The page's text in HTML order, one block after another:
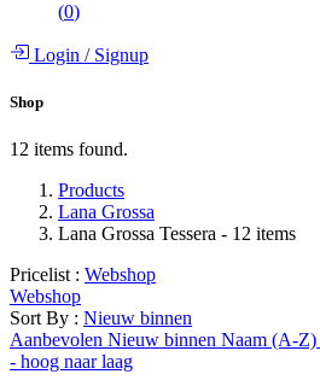
(0)
Login /Signup
Shop
12 items found.
Products
Lana Grossa
Lana Grossa Tessera - 12 items
Pricelist : Webshop
Webshop
Sort By : Nieuw binnen
Aanbevolen Nieuw binnen Naam (A-Z)
- hoog naar laag